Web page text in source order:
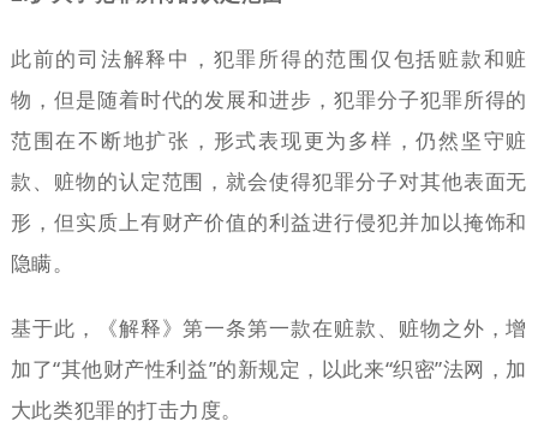
此前的司法解释中，犯罪所得的范围仅包括赃款和赃
物，但是随着时代的发展和进步，犯罪分子犯罪所得的
范围在不断地扩张，形式表现更为多样，仍然坚守赃
款、赃物的认定范围，就会使得犯罪分子对其他表面无
形，但实质上有财产价值的利益进行侵犯并加以掩饰和
隐瞒。
基于此，《解释》第一条第一款在赃款、赃物之外，增
加了“其他财产性利益”的新规定，以此来“织密”法网，加
大此类犯罪的打击力度。